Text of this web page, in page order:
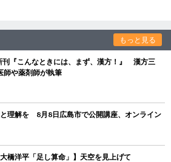
もっと見る
刊『こんなときには、まず、漢方！』 漢方三
師や薬剤師が執筆
理解を 8月8日広島市で公開講座、オンライン
橋洋平「足し算命」】天空を見上げて